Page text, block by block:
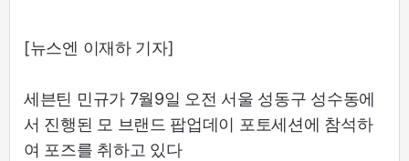
[뉴스엔 이재하 기자]
세븐틴 민규가 7월9일 오전 서울 성동구 성수동에
서 진행된 모 브랜드 팝업데이 포토세션에 참석하
여 포즈를 취하고 있다